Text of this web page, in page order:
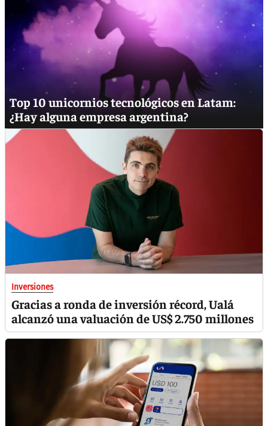
Top 10 unicornios tecnológicos en Latam:
¿Hay alguna empresa argentina?
Inversiones
Gracias a ronda de inversión récord, Ualá
alcanzó una valuación de US$ 2.750 millones